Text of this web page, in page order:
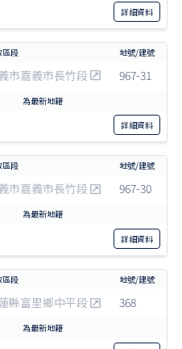
詳細資料
市嘉義市長竹段 967-31
詳細資料
市嘉義市長竹段 967-30
詳細資料
縣富里鄉中平段 368